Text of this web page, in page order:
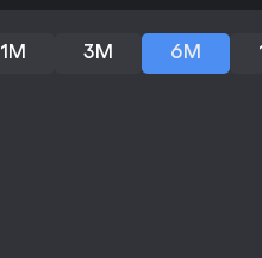
1M 3M 6M